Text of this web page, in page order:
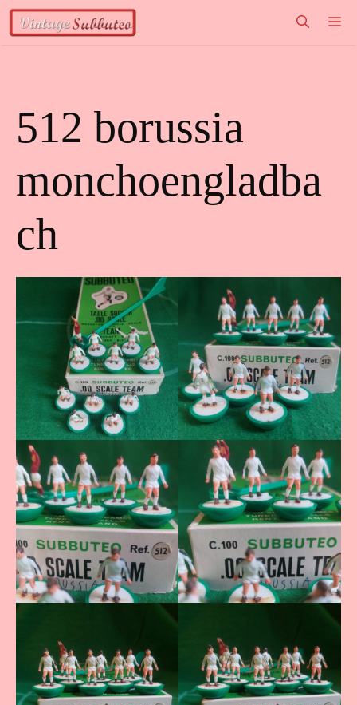
Vai
512 borussia
monchoengladba
ch